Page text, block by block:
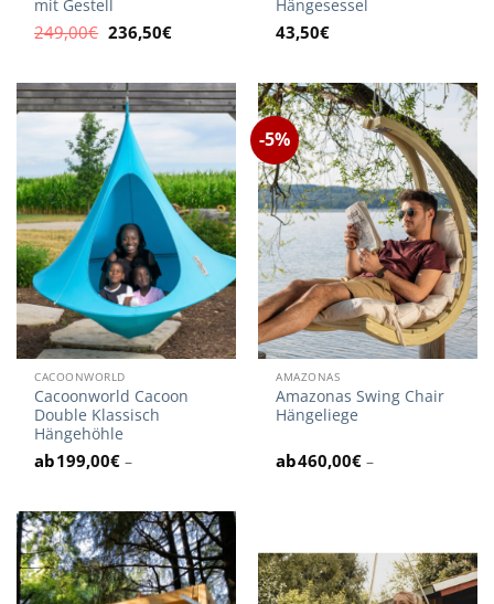
mit Gestell
249,00€ Ursprünglicher
Preis
236,50€Aktueller
Preis
Hängesessel
43,50€
CACOONWORLD
Cacoonworld Cacoon
Double Klassisch
Hängehöhle
199,00€ –
-5%
AMAZONAS
Amazonas Swing Chair
Hängeliege
460,00€ –